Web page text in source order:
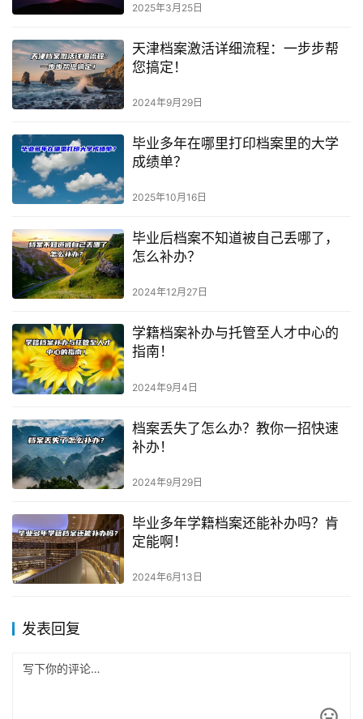
2025年3月25日
天津档案激活详细流程：一步步帮
您搞定！
2024年9月29日
毕业多年在哪里打印档案里的大学
成绩单？
2025年10月16日
毕业后档案不知道被自己丢哪了，
怎么补办？
2024年12月27日
学籍档案补办与托管至人才中心的
指南！
2024年9月4日
档案丢失了怎么办？教你一招快速
补办！
2024年9月29日
毕业多年学籍档案还能补办吗？肯
定能啊！
2024年6月13日
发表回复